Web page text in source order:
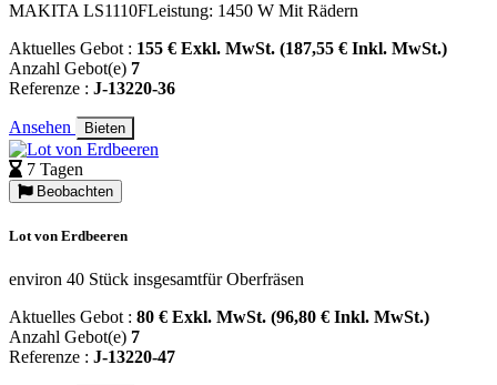
MAKITA LS1110FLeistung: 1450 W Mit Rädern
Aktuelles Gebot : 155 € Exkl. MwSt. (187,55 € Inkl. MwSt.)
Anzahl Gebot(e) 7
Referenze : J-13220-36
Ansehen Bieten
7 Tagen
Beobachten
Lot von Erdbeeren
environ 40 Stück insgesamtfür Oberfräsen
Aktuelles Gebot : 80 € Exkl. MwSt. (96,80 € Inkl. MwSt.)
Anzahl Gebot(e) 7
Referenze : J-13220-47